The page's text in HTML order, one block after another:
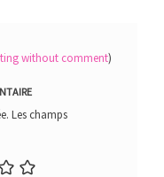
without comment)
Les champs